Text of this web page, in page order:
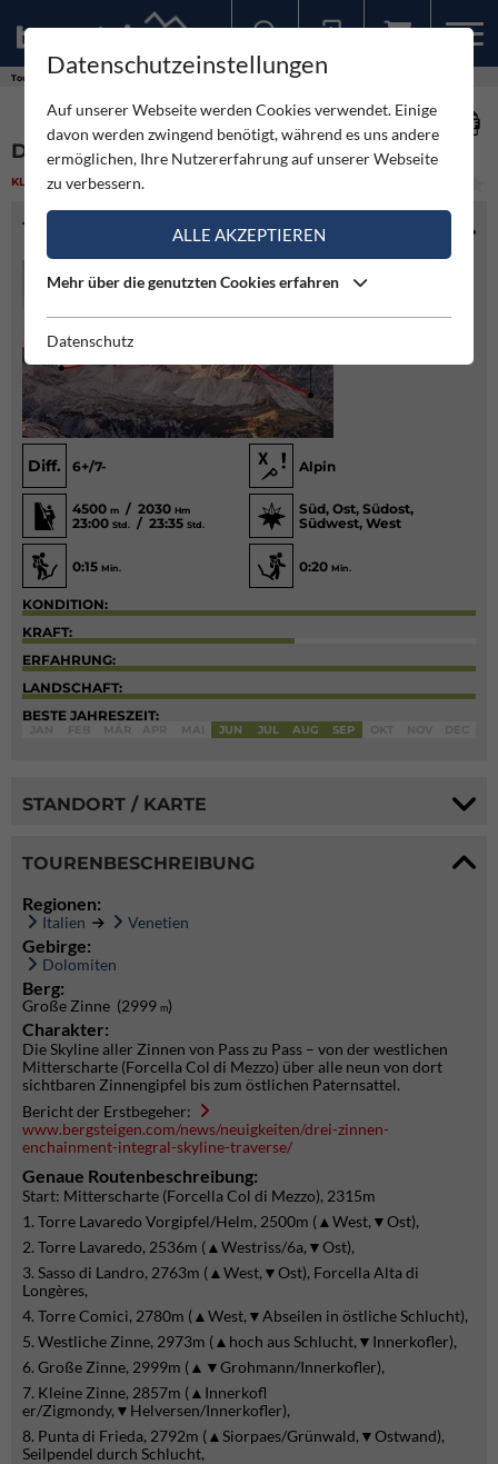
Touren
DREI ZINNEN: SKYLINE TRAVERSE
KLETTERN MITTEL
TOURENINFO
Diff. 6+/7- Alpin
4500 m / 2030 Hm
23:00 Std. / 23:35 Std.
Süd, Ost, Südost,
Südwest, West
0:15 Min. 0:20 Min.
KONDITION:
KRAFT:
ERFAHRUNG:
LANDSCHAFT:
BESTE JAHRESZEIT:
JUN JUL AUG SEP
STANDORT / KARTE
TOURENBESCHREIBUNG
Regionen:
Italien Venetien
Gebirge:
Dolomiten
Berg:
Große Zinne (2999 m)
Charakter:
Die Skyline aller Zinnen von Pass zu Pass – von der westlichen
Mitterscharte (Forcella Col di Mezzo) über alle neun von dort
sichtbaren Zinnengipfel bis zum östlichen Paternsattel.
Bericht der Erstbegeher:
www.bergsteigen.com/news/neuigkeiten/drei-zinnen-
enchainment-integral-skyline-traverse/
Genaue Routenbeschreibung:
Start: Mitterscharte (Forcella Col di Mezzo), 2315m
1. Torre Lavaredo Vorgipfel/Helm, 2500m (▲West,▼Ost),
2. Torre Lavaredo, 2536m (▲Westriss/6a,▼Ost),
3. Sasso di Landro, 2763m (▲West,▼Ost), Forcella Alta di
Longères,
4. Torre Comici, 2780m (▲West,▼Abseilen in östliche Schlucht),
5. Westliche Zinne, 2973m (▲hoch aus Schlucht,▼Innerkofler),
6. Große Zinne, 2999m (▲▼Grohmann/Innerkofler),
7. Kleine Zinne, 2857m (▲Innerkofl
er/Zigmondy,▼Helversen/Innerkofler),
8. Punta di Frieda, 2792m (▲Siorpaes/Grünwald,▼Ostwand),
Seilpendel durch Schlucht,
Datenschutzeinstellungen
Auf unserer Webseite werden Cookies verwendet. Einige
davon werden zwingend benötigt, während es uns andere
ermöglichen, Ihre Nutzererfahrung auf unserer Webseite
zu verbessern.
ALLE AKZEPTIEREN
Mehr über die genutzten Cookies erfahren
Datenschutz